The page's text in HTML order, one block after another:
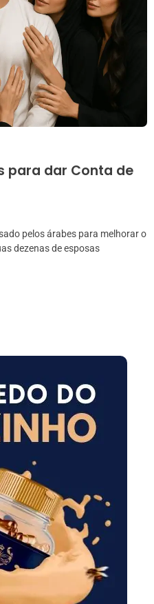
para dar Conta de
pelos árabes para melhorar o
dezenas de esposas